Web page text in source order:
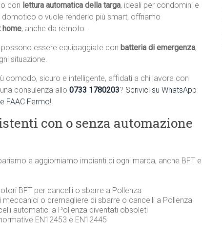
o con lettura automatica della targa, ideali per condomini e
o vuole renderlo più smart, offriamo
home, anche da remoto.
essere equipaggiate con batteria di emergenza,
situazione.
comodo, sicuro e intelligente, affidati a chi lavora con
consulenza allo 0733 1780203? Scrivici su WhatsApp
FAAC Fermo!
con o senza automazione
e aggiorniamo impianti di ogni marca, anche BFT e
BFT per cancelli o sbarre a Pollenza
meccanici o cremagliere di sbarre o cancelli a Pollenza
automatici a Pollenza diventati obsoleti
EN12453 e EN12445